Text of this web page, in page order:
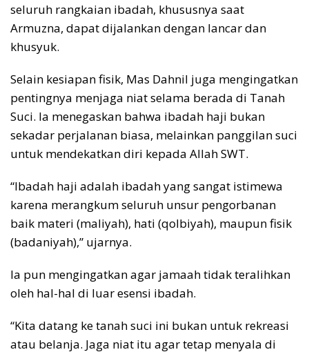
seluruh rangkaian ibadah, khususnya saat
Armuzna, dapat dijalankan dengan lancar dan
khusyuk.
Selain kesiapan fisik, Mas Dahnil juga mengingatkan
pentingnya menjaga niat selama berada di Tanah
Suci. Ia menegaskan bahwa ibadah haji bukan
sekadar perjalanan biasa, melainkan panggilan suci
untuk mendekatkan diri kepada Allah SWT.
“Ibadah haji adalah ibadah yang sangat istimewa
karena merangkum seluruh unsur pengorbanan
baik materi (maliyah), hati (qolbiyah), maupun fisik
(badaniyah),” ujarnya.
Ia pun mengingatkan agar jamaah tidak teralihkan
oleh hal-hal di luar esensi ibadah.
“Kita datang ke tanah suci ini bukan untuk rekreasi
atau belanja. Jaga niat itu agar tetap menyala di